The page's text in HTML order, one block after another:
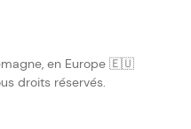
en Europe 🇪🇺
droits réservés.